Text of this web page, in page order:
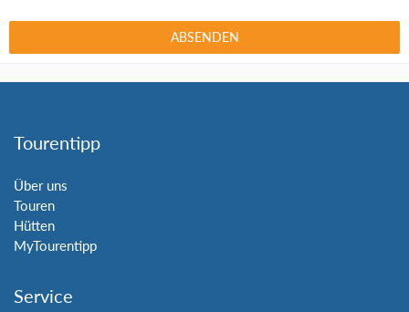
Tourentipp
Über uns
Touren
Hütten
MyTourentipp
Service